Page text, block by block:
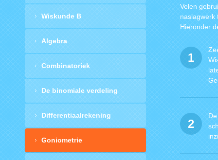
Wiskunde B
Algebra
Combinatoriek
De binomiale verdeling
Differentiaalrekening
Goniometrie
Velen
naslagwerk
Hieronder
1
2